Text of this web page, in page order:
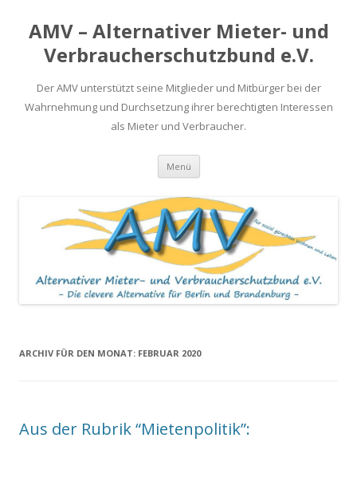
AMV – Alternativer Mieter- und
Verbraucherschutzbund e.V.
Der AMV unterstützt seine Mitglieder und Mitbürger bei der
Wahrnehmung und Durchsetzung ihrer berechtigten Interessen
als Mieter und Verbraucher.
Menü Springe
Inhalt
ARCHIV FÜR DEN MONAT: FEBRUAR 2020
Aus der Rubrik “Mietenpolitik”: